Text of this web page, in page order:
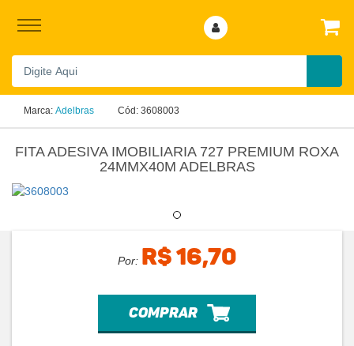
Marca: Adelbras Cód: 3608003
FITA ADESIVA IMOBILIARIA 727 PREMIUM ROXA
24MMX40M ADELBRAS
Por: R$ 16,70
comprar